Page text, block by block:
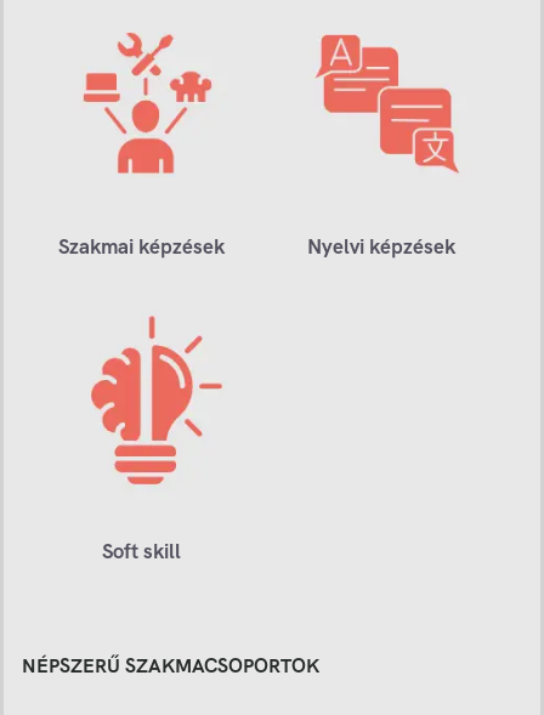
Szakmai képzések Nyelvi képzések
Soft skill
NÉPSZERŰ SZAKMACSOPORTOK